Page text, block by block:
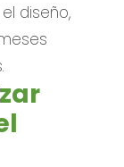
diseño,